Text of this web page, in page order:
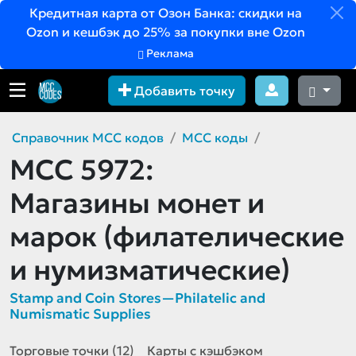
Кредитная карта от Озон Банка: скидки на
Ozon и кешбэк до 25% за покупки вне Ozon
Реклама
Добавить точку
Справочник MCC кодов MCC коды
MCC 5972:
Магазины монет и
марок (филателические
и нумизматические)
Stamp and Coin Stores—Philatelic and
Numismatic Supplies
Торговые точки (12) Карты с кэшбэком